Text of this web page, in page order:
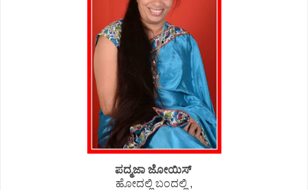
ಪದ್ಮಜಾ ಜೋಯಿಸ್
ಹೋದಲ್ಲಿ ಬಂದಲ್ಲಿ ,